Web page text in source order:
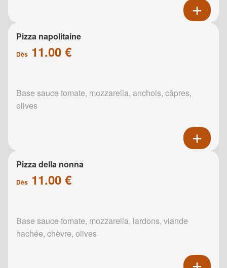
Pizza napolitaine
Dès 11.00 €
Base sauce tomate, mozzarella, anchois, câpres,
olives
Pizza della nonna
Dès 11.00 €
Base sauce tomate, mozzarella, lardons, viande
hachée, chèvre, olives